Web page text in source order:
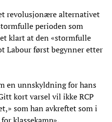
revolusjonære alternativet
perioden som
klart at den «stormfulle
Labour først begynner etter
en unnskyldning for hans
kort varsel vil ikke RCP
som han avkreftet som i
klassekamp».